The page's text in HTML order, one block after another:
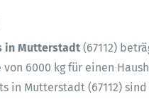
in Mutterstadt (67112)
von 6000 kg für einen
in Mutterstadt (67112)